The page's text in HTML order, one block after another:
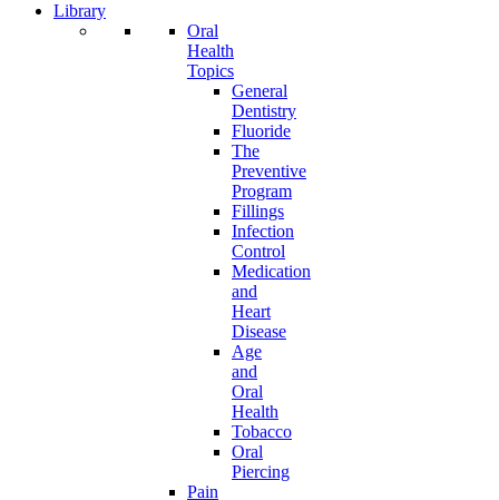
Library
Oral
Health
Topics
General
Dentistry
Fluoride
The
Preventive
Program
Fillings
Infection
Control
Medication
and
Heart
Disease
Age
and
Oral
Health
Tobacco
Oral
Piercing
Pain